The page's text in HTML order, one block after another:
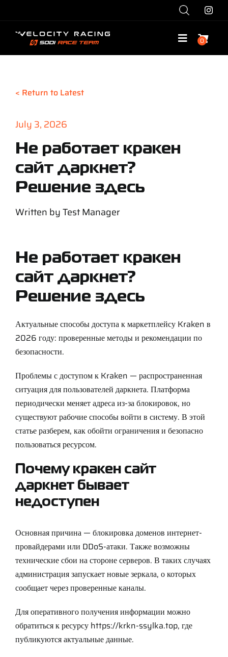
content
Toggle
Services
Careers
Contact
Sign Up/Sign In
0
< Return to Latest
July 3, 2026
Не работает кракен
сайт даркнет?
Решение здесь
Written byTest Manager
Не работает кракен
сайт даркнет?
Решение здесь
Актуальные способы доступа к маркетплейсу Kraken в
2026 году: проверенные методы и рекомендации по
безопасности.
Проблемы с доступом к Kraken — распространенная
ситуация для пользователей даркнета. Платформа
периодически меняет адреса из-за блокировок, но
существуют рабочие способы войти в систему. В этой
статье разберем, как обойти ограничения и безопасно
пользоваться ресурсом.
Почему кракен сайт
даркнет бывает
недоступен
Основная причина — блокировка доменов интернет-
провайдерами или DDoS-атаки. Также возможны
технические сбои на стороне серверов. В таких случаях
администрация запускает новые зеркала, о которых
сообщает через проверенные каналы.
Для оперативного получения информации можно
обратиться к ресурсу https://krkn-ssylka.top, где
публикуются актуальные данные.